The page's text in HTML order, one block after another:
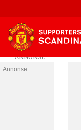
Annonse